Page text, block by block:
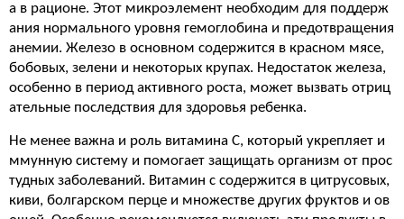
а в рационе. Этот микроэлемент необходим для поддерж
ания нормального уровня гемоглобина и предотвращения
анемии. Железо в основном содержится в красном мясе,
бобовых, зелени и некоторых крупах. Недостаток железа,
особенно в период активного роста, может вызвать отриц
ательные последствия для здоровья ребенка.
Не менее важна и роль витамина С, который укрепляет и
ммунную систему и помогает защищать организм от прос
тудных заболеваний. Витамин c содержится в цитрусовых,
киви, болгарском перце и множестве других фруктов и ов